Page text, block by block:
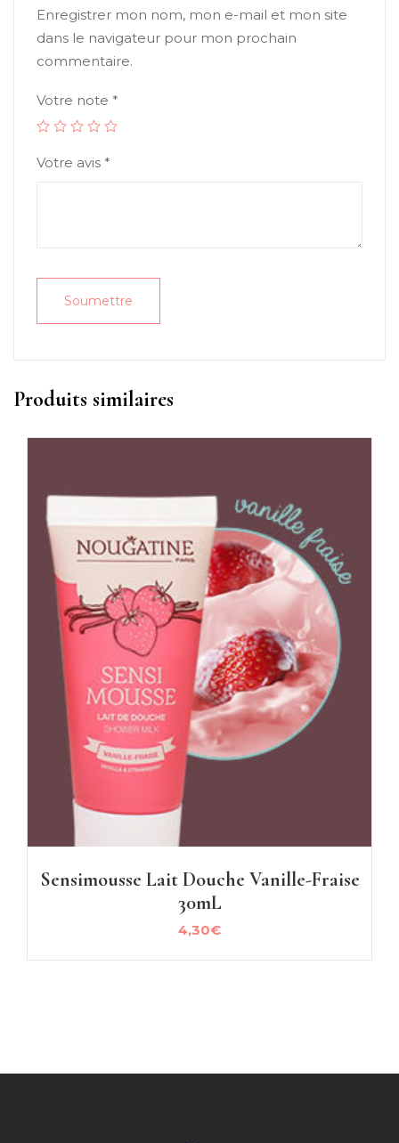
Enregistrer mon nom, mon e-mail et mon site
dans le navigateur pour mon prochain
commentaire.
Votre note *
Votre avis *
Produits similaires
Sensimousse Lait Douche Vanille-Fraise
30mL
4,30€